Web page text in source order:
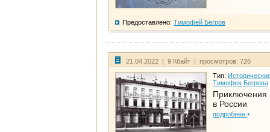
Предоставлено: Тимофей Бегров
21.04.2022 | 9 Кбайт | просмотров: 726
Тип:
Тимофея Бегрова
Приключения
в России
подробнее